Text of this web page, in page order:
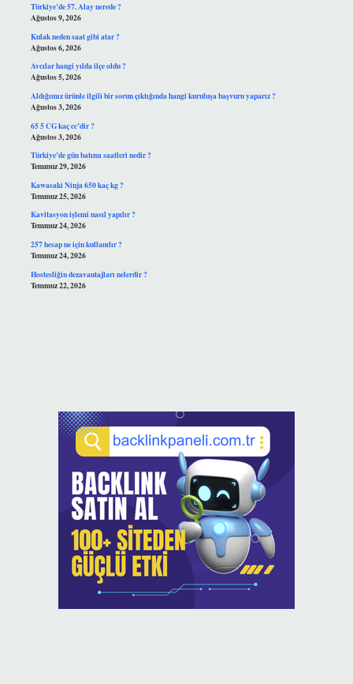
Türkiye’de 57. Alay nerede ?
Ağustos 9, 2026
Kulak neden saat gibi atar ?
Ağustos 6, 2026
Avcılar hangi yılda ilçe oldu ?
Ağustos 5, 2026
Aldığımız ürünle ilgili bir sorun çıktığında hangi kuruluşa başvuru yaparız ?
Ağustos 3, 2026
65 5 CG kaç cc’dir ?
Ağustos 3, 2026
Türkiye’de gün batımı saatleri nedir ?
Temmuz 29, 2026
Kawasaki Ninja 650 kaç kg ?
Temmuz 25, 2026
Kavitasyon işlemi nasıl yapılır ?
Temmuz 24, 2026
257 hesap ne için kullanılır ?
Temmuz 24, 2026
Hostesliğin dezavantajları nelerdir ?
Temmuz 22, 2026